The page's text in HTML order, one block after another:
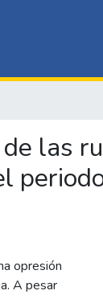
las
opresión
A pesar